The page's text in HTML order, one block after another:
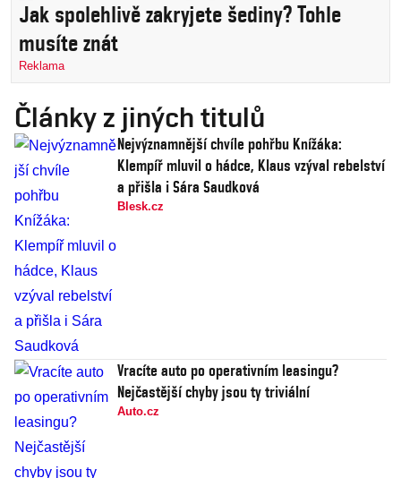
Jak spolehlivě zakryjete šediny? Tohle
musíte znát
Reklama
Články z jiných titulů
Nejvýznamnější chvíle pohřbu Knížáka:
Klempíř mluvil o hádce, Klaus vzýval rebelství
a přišla i Sára Saudková
Blesk.cz
Vracíte auto po operativním leasingu?
Nejčastější chyby jsou ty triviální
Auto.cz